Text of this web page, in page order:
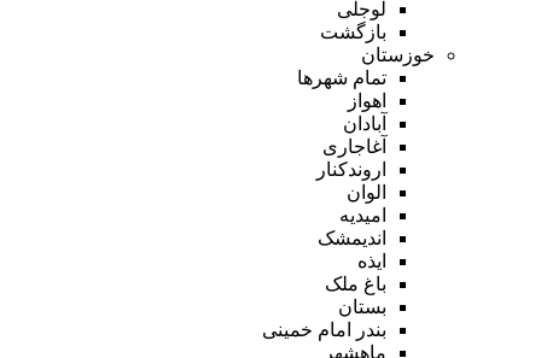
لوجلی
بازگشت
خوزستان
تمام شهر‌ها
اهواز
آبادان
آغاجاری
اروندکنار
الوان
امیدیه
اندیمشک
ایذه
باغ ملک
بستان
بندر امام خمینی
ماهشهر